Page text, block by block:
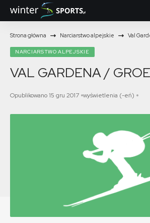
Strona główna Narciarstwo alpejskie Val
NARCIARSTWO ALPEJSKIE
VAL GARDENA /
Opublikowano 15 gru 2017 wyświetlenia (-eń)